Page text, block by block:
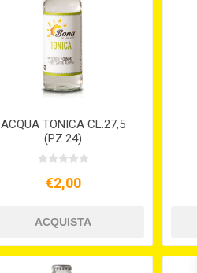
ACQUA TONICA CL.27,5
(PZ.24)
€2,00